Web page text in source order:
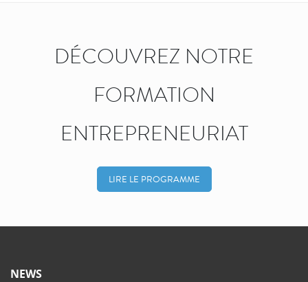
DÉCOUVREZ NOTRE
FORMATION
ENTREPRENEURIAT
LIRE LE PROGRAMME
NEWS